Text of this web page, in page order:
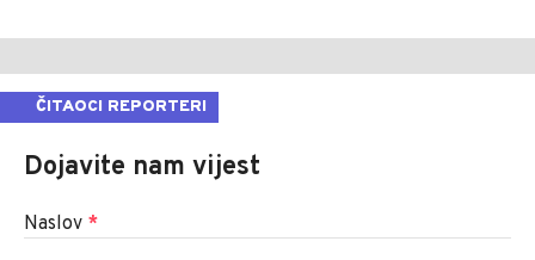
ČITAOCI REPORTERI
Dojavite nam vijest
Naslov *